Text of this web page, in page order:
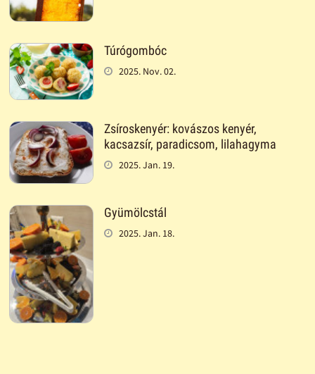
Túrógombóc
2025. Nov. 02.
Zsíroskenyér: kovászos kenyér,
kacsazsír, paradicsom, lilahagyma
2025. Jan. 19.
Gyümölcstál
2025. Jan. 18.